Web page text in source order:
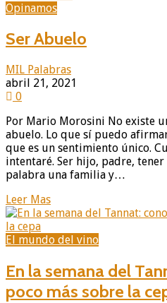
Opinamos
Ser Abuelo
MIL Palabras
abril 21, 2021
0
Por Mario Morosini No existe
abuelo. Lo que sí puedo
que es un sentimiento único.
intentaré. Ser hijo, padre,
palabra una familia y…
Leer Mas
El mundo del vino
En la semana del
poco más sobre la